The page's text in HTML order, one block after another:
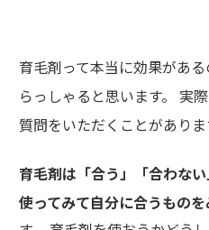
育毛剤って本当に効果があ
らっしゃると思います。 実
質問をいただくことがありま
育毛剤は「合う」「合わな
使ってみて自分に合うもの